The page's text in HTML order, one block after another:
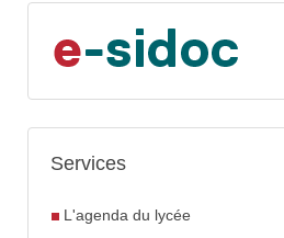
Services
L'agenda du lycée